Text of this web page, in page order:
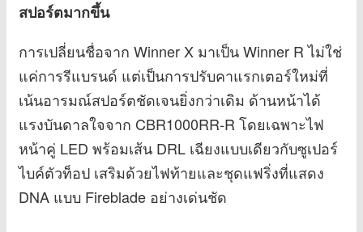
สปอร์ตมากขึ้น
การเปลี่ยนชื่อจาก Winner X มาเป็น Winner R ไม่ใช่
แค่การรีแบรนด์ แต่เป็นการปรับคาแรกเตอร์ใหม่ที่
เน้นอารมณ์สปอร์ตชัดเจนยิ่งกว่าเดิม ด้านหน้าได้
แรงบันดาลใจจาก CBR1000RR-R โดยเฉพาะไฟ
หน้าคู่ LED พร้อมเส้น DRL เฉียงแบบเดียวกับซูเปอร์
ไบค์ตัวท็อป เสริมด้วยไฟท้ายและชุดแฟริ่งที่แสดง
DNA แบบ Fireblade อย่างเด่นชัด